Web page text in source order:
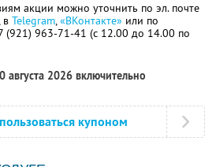
акции можно уточнить по эл. почте
в Telegram,«ВКонтакте» или по
(921) 963-71-41 (с 12.00 до 14.00 по
августа 2026 включительно
купоном